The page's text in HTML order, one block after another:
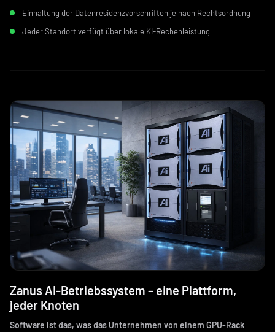
Einhaltung der Datenresidenzvorschriften je nach Rechtsordnung
Jeder Standort verfügt über lokale KI-Rechenleistung
Zanus AI-Betriebssystem – eine Plattform,
jeder Knoten
Software ist das, was das Unternehmen von einem GPU-Rack